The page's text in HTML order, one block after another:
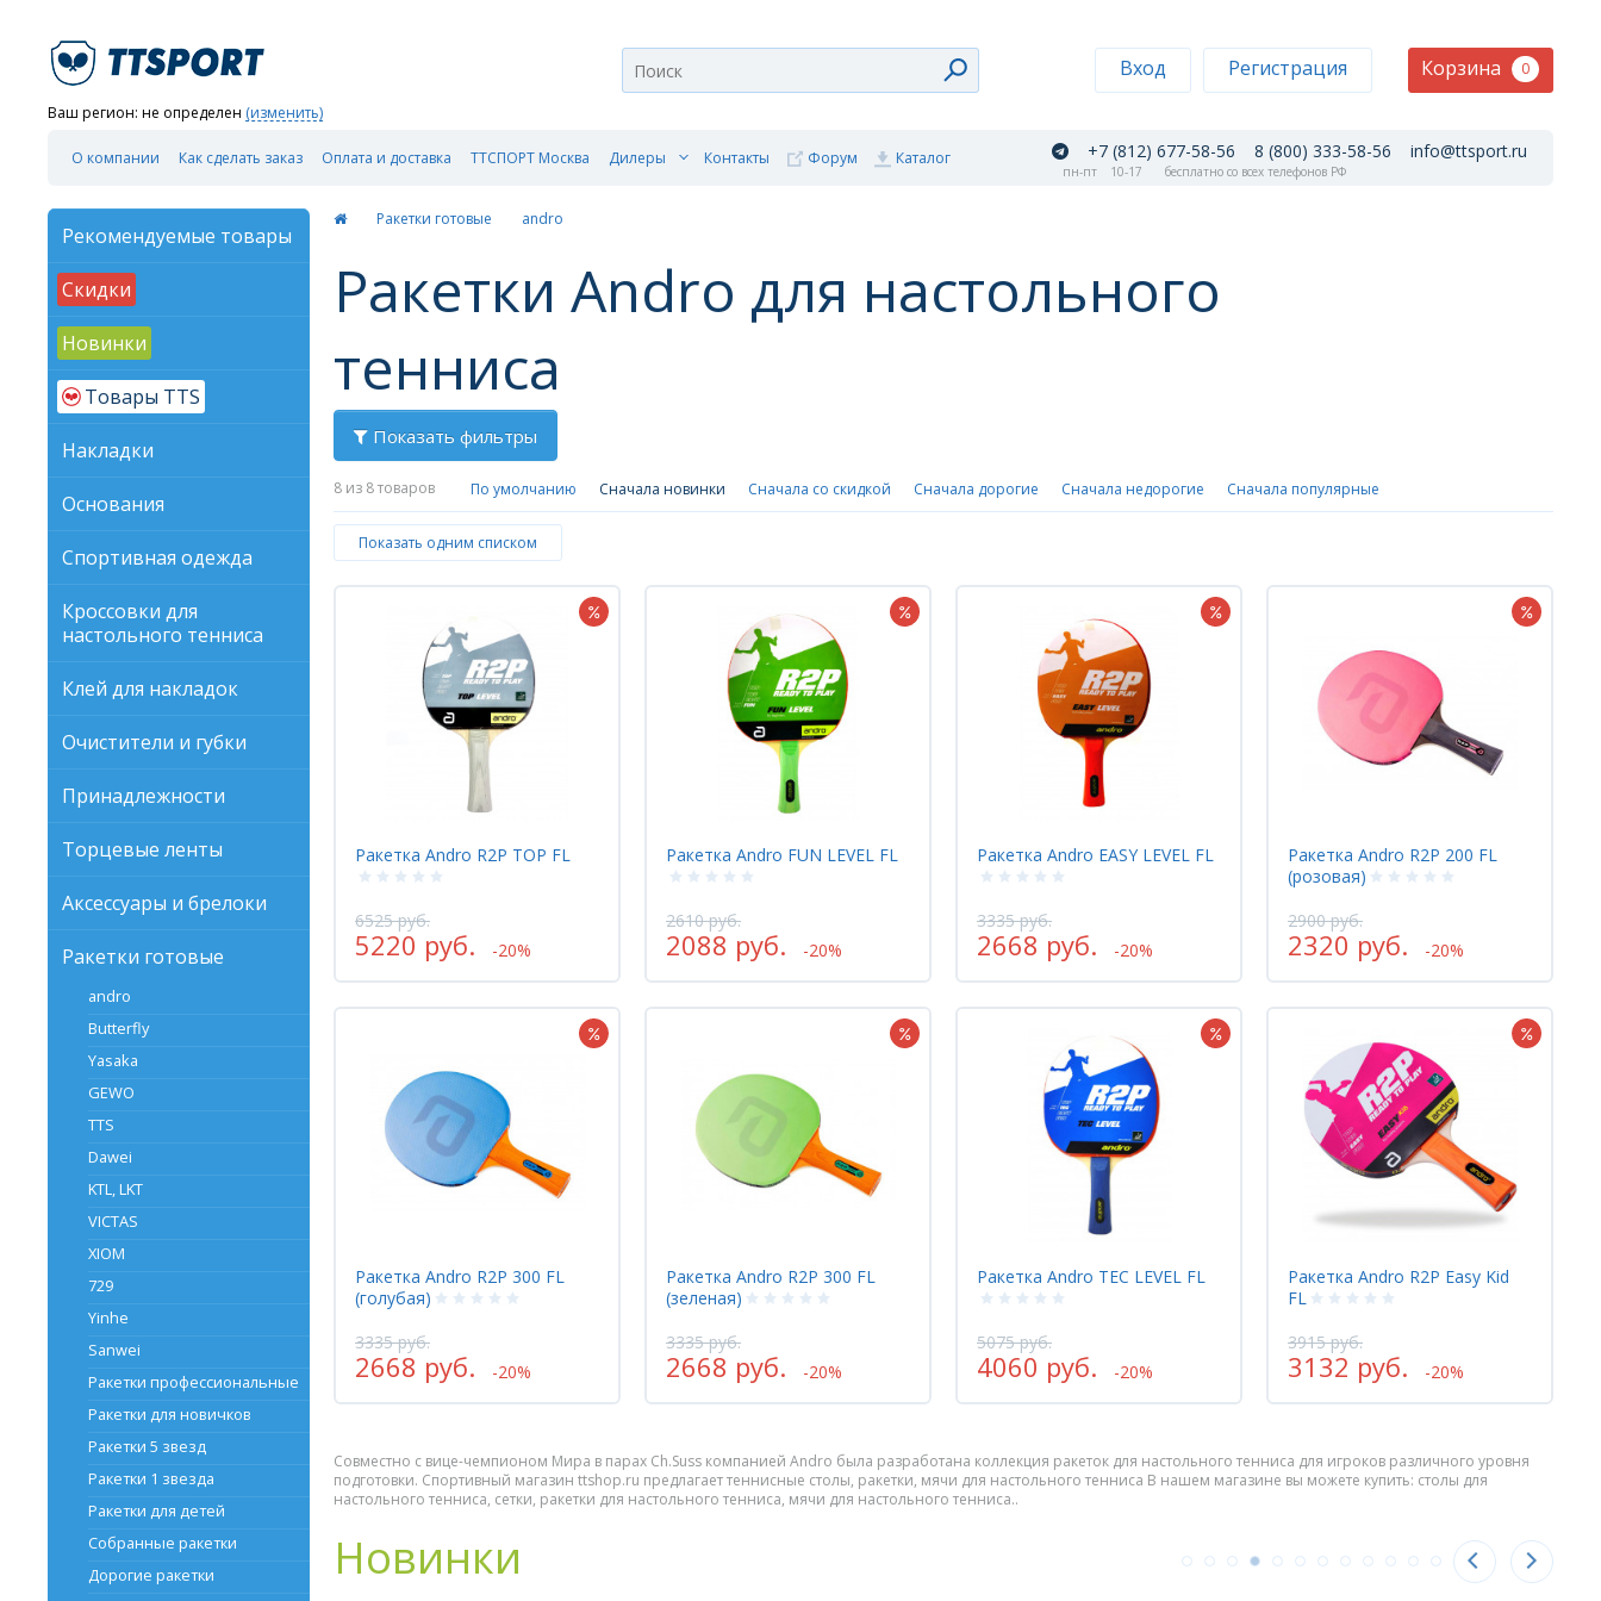
Ваш регион: не определен (изменить)
Вход Регистрация Корзина 0
О компании Как сделать заказ Оплата и доставка ТТСПОРТ Москва Дилеры Контакты Форум Каталог +7 (812) 677-58-56 8 (800) 333-58-56 info@ttsport.ru
пн-пт 10-17 бесплатно со всех телефонов РФ
Рекомендуемые товары
Скидки
Новинки
Товары TTS
Накладки
Основания
Спортивная одежда
Кроссовки для
настольного тенниса
Клей для накладок
Очистители и губки
Принадлежности
Торцевые ленты
Аксессуары и брелоки
Ракетки готовые
andro
Butterfly
Yasaka
GEWO
TTS
Dawei
KTL, LKT
VICTAS
XIOM
729
Yinhe
Sanwei
Ракетки профессиональные
Ракетки для новичков
Ракетки 5 звезд
Ракетки 1 звезда
Ракетки для детей
Собранные ракетки
Дорогие ракетки
Ракетки готовые andro
Ракетки Andro для настольного
тенниса
Показать фильтры
8 из 8 товаров По умолчанию Сначала новинки Сначала со скидкой Сначала дорогие Сначала недорогие Сначала популярные
Показать одним списком
Ракетка Andro R2P TOP FL
6525 руб.
5220 руб. -20%
Ракетка Andro FUN LEVEL FL
2610 руб.
2088 руб. -20%
Ракетка Andro EASY LEVEL FL
3335 руб.
2668 руб. -20%
Ракетка Andro R2P 200 FL
(розовая)
2900 руб.
2320 руб. -20%
Ракетка Andro R2P 300 FL
(голубая)
3335 руб.
2668 руб. -20%
Ракетка Andro R2P 300 FL
(зеленая)
3335 руб.
2668 руб. -20%
Ракетка Andro TEC LEVEL FL
5075 руб.
4060 руб. -20%
Ракетка Andro R2P Easy Kid
FL
3915 руб.
3132 руб. -20%
Совместно с вице-чемпионом Мира в парах Ch.Suss компанией Andro была разработана коллекция ракеток для настольного тенниса для игроков различного уровня
подготовки. Спортивный магазин ttshop.ru предлагает теннисные столы, ракетки, мячи для настольного тенниса В нашем магазине вы можете купить: столы для
настольного тенниса, сетки, ракетки для настольного тенниса, мячи для настольного тенниса..
Новинки